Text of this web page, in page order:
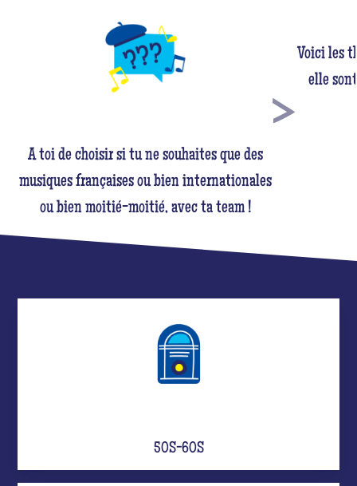
A toi de choisir si tu ne souhaites que des
musiques françaises ou bien internationales
ou bien moitié-moitié, avec ta team !
Voici les
elle
50S-60S